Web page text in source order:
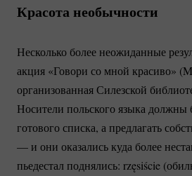
Красота необычности
Несколько более неожиданные
акция «Говори со мной красиво»
организованная Силезской
Носители польского языка
готового списка, а предлагать
— и они оказались куда более
пьедестал поднялись: rzęsiście